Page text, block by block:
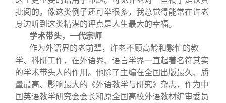
批阅的。像这类例子还可举很多，我总觉得能常在许老
身边听到这类精湛的评点是人生最大的幸福。
学术带头，一代宗师
作为外语界的老前辈，许老不顾高龄和繁忙的教
学、科研工作，在外语界、语言学界一直起着名符其实
的学术带头人的作用。他除了主编在全国出版最久、质
量最高、影响最大的《外语教学与研究》杂志，作为中
国英语教学研究会会长和原全国高校外语教材编审委员